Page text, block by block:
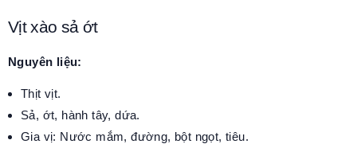
Vịt xào sả ớt
Nguyên liệu:
Thịt vịt.
Sả, ớt, hành tây, dứa.
Gia vị: Nước mắm, đường, bột ngọt, tiêu.